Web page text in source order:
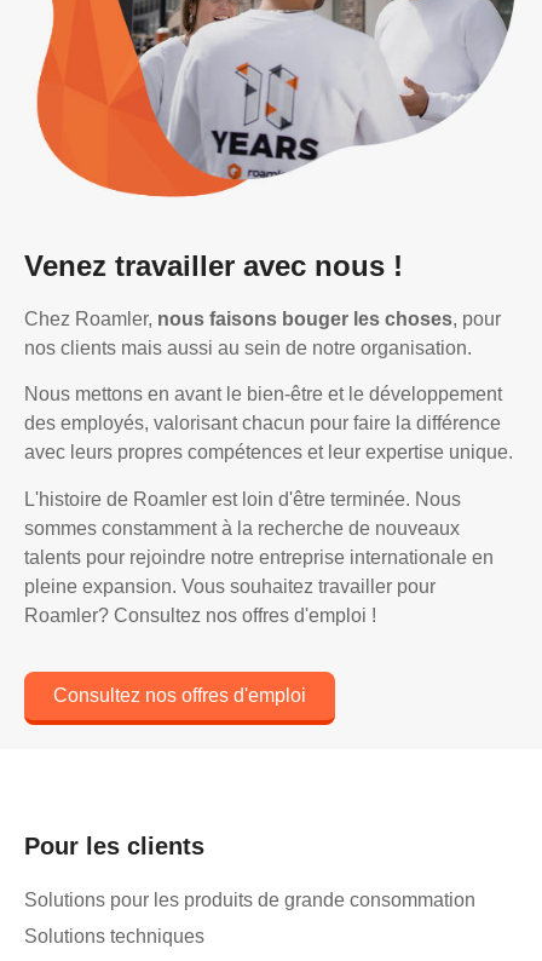
Venez travailler avec nous !
Chez Roamler, nous faisons bouger les choses, pour
nos clients mais aussi au sein de notre organisation.
Nous mettons en avant le bien-être et le développement
des employés, valorisant chacun pour faire la différence
avec leurs propres compétences et leur expertise unique.
L'histoire de Roamler est loin d'être terminée. Nous
sommes constamment à la recherche de nouveaux
talents pour rejoindre notre entreprise internationale en
pleine expansion. Vous souhaitez travailler pour
Roamler? Consultez nos offres d'emploi !
Consultez nos offres d'emploi
Pour les clients
Solutions pour les produits de grande consommation
Solutions techniques